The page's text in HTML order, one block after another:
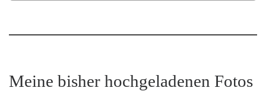
Meine bisher hochgeladenen Fotos